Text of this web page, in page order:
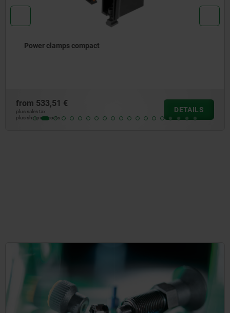
Hook clamps with collar
from72,73 €
plus sales tax
plus shipping costs
DETAILS